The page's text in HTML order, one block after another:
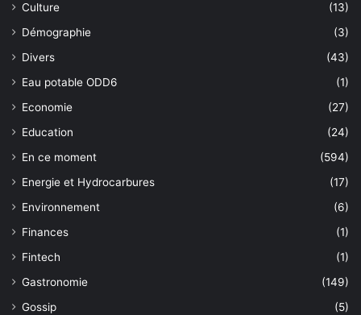
Culture
(13)
Démographie
(3)
Divers
(43)
Eau potable ODD6
(1)
Economie
(27)
Education
(24)
En ce moment
(594)
Energie et Hydrocarbures
(17)
Environnement
(6)
Finances
(1)
Fintech
(1)
Gastronomie
(149)
Gossip
(5)